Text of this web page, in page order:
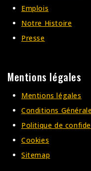
Emplois
Notre Histoire
Presse
Mentions légales
Mentions légales
Conditions
Politique de
Cookies
Sitemap